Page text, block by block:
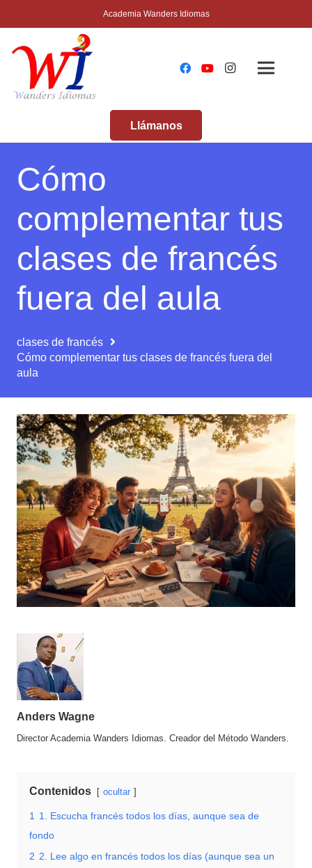
Academia Wanders Idiomas
Llámanos
Cómo
complementar tus
clases de francés
fuera del aula
clases de francés
Cómo complementar tus clases de francés fuera del
aula
Anders Wagne
Director Academia Wanders Idiomas. Creador del Método Wanders.
Contenidos ocultar
1
1. Escucha francés todos los días, aunque sea de
fondo
2 2. Lee algo en francés todos los días (aunque sea un